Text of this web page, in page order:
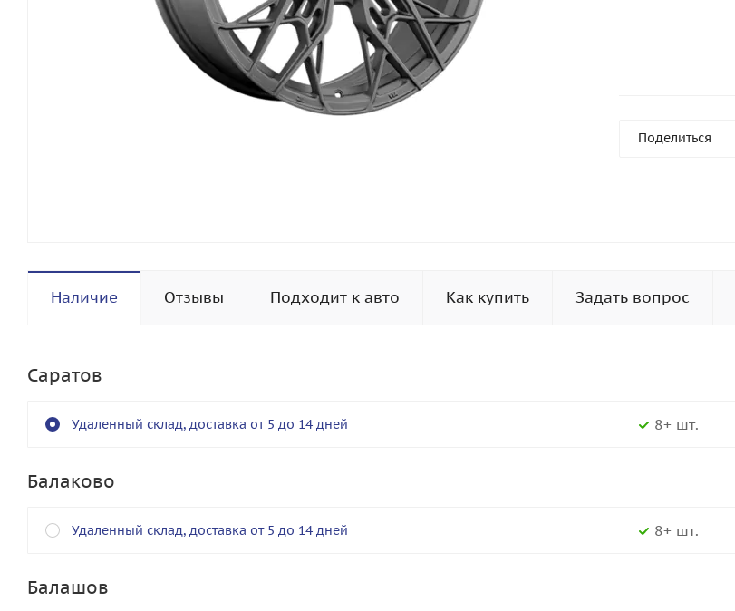
Поделиться
Наличие Отзывы Подходит к авто Как купить Задать вопрос
Саратов
8+ шт.
Удаленный склад, доставка от 5 до 14 дней
Балаково
8+ шт.
Удаленный склад, доставка от 5 до 14 дней
Балашов